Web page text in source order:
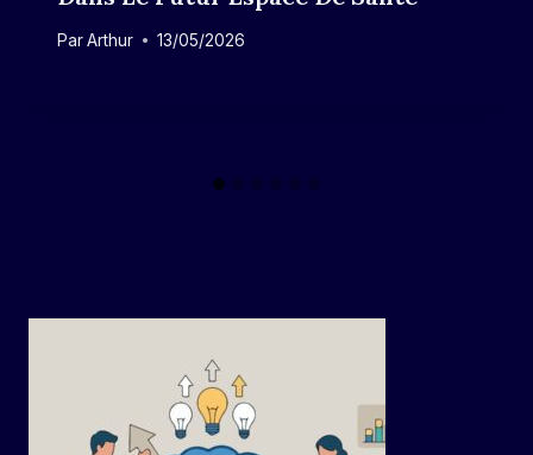
ParArthur 13/05/2026